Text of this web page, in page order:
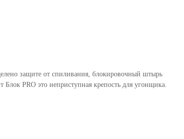
защите от спиливания, блокировочный штырь
PRO это неприступная крепость для угонщика.